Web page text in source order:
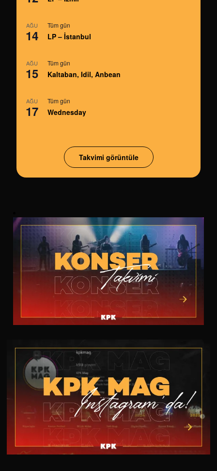
AĞU
14
Tüm gün
LP – İstanbul
AĞU
15
Tüm gün
Kaltaban, Idil, Anbean
AĞU
17
Tüm gün
Wednesday
Takvimi görüntüle